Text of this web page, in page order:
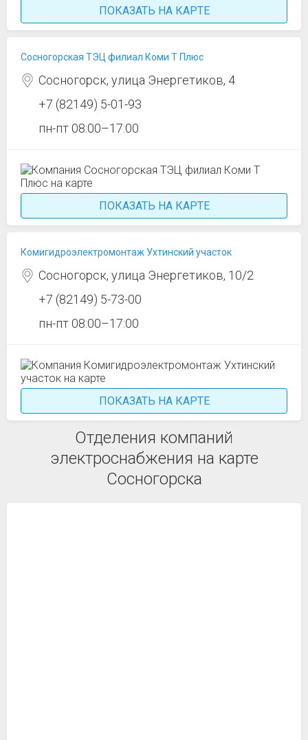
ПОКАЗАТЬ НА КАРТЕ
Сосногорская ТЭЦ филиал Коми Т Плюс
Сосногорск, улица Энергетиков, 4
+7 (82149) 5-01-93
пн-пт 08:00–17:00
ПОКАЗАТЬ НА КАРТЕ
Комигидроэлектромонтаж Ухтинский участок
Сосногорск, улица Энергетиков, 10/2
+7 (82149) 5-73-00
пн-пт 08:00–17:00
ПОКАЗАТЬ НА КАРТЕ
Отделения компаний
электроснабжения на карте
Сосногорска